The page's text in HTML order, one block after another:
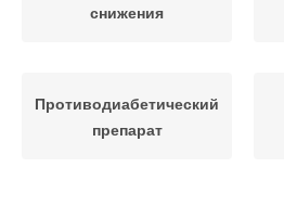
снижения
Противодиабетический
препарат